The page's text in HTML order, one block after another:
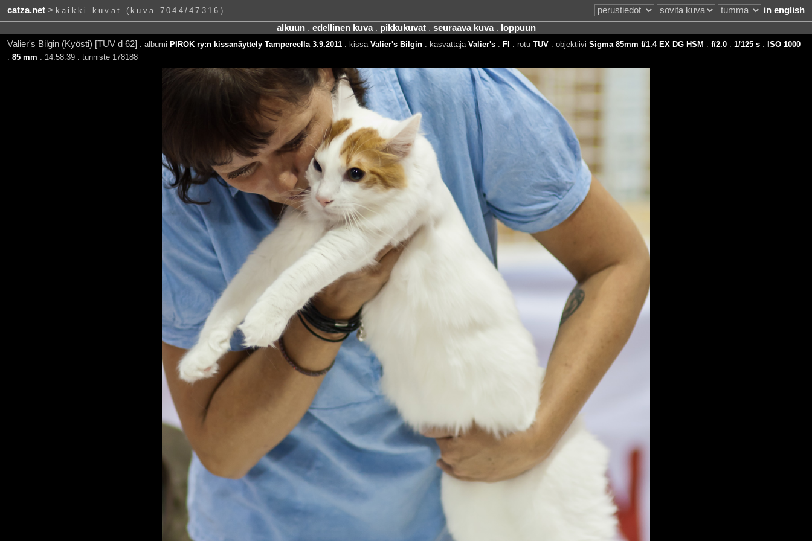
catza.net> kaikki kuvat (kuva 7044/47316)
in english
alkuun. edellinen kuva. pikkukuvat. seuraava kuva. loppuun
Valier's Bilgin (Kyösti) [TUV d 62]
. albumi PIROK ry:n kissanäyttely Tampereella 3.9.2011. kissa Valier's Bilgin. kasvattaja Valier's. FI . rotu TUV. objektiivi Sigma 85mm f/1.4 EX DG HSM f/2.0. 1/125 s.
ISO 1000
85 mm . 14:58:39 . tunniste 178188